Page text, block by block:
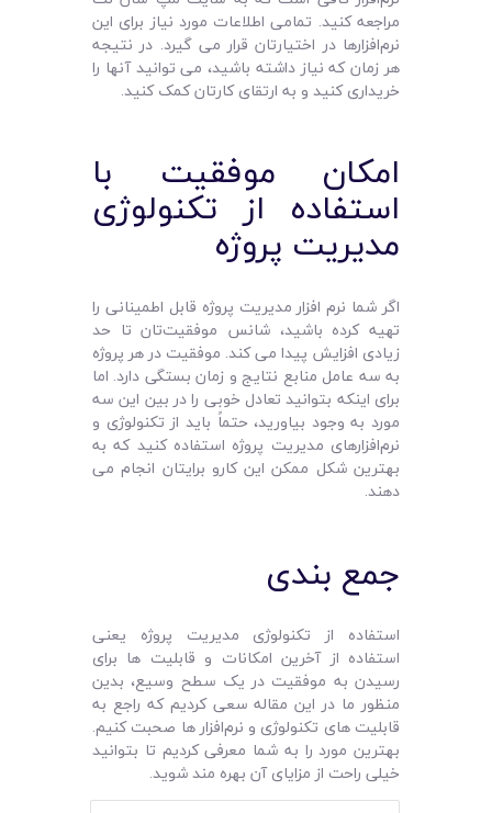
مراجعه کنید. تمامی اطلاعات مورد نیاز برای این
نرم‌افزارها در اختیارتان قرار می گیرد. در نتیجه
هر زمان که نیاز داشته باشید، می‌ توانید آنها را
خریداری کنید و به ارتقای کارتان کمک کنید.
امکان موفقیت با
استفاده از تکنولوژی
مدیریت پروژه
اگر شما نرم‌ افزار مدیریت پروژه قابل اطمینانی را
تهیه کرده باشید، شانس موفقیت‌تان تا حد
زیادی افزایش پیدا می‌ کند. موفقیت در هر پروژه
به سه عامل منابع نتایج و زمان بستگی دارد. اما
برای اینکه بتوانید تعادل خوبی را در بین این سه
مورد به وجود بیاورید، حتماً باید از تکنولوژی و
نرم‌افزارهای مدیریت پروژه استفاده کنید که به
بهترین شکل ممکن این کارو برایتان انجام می‌
دهند.
جمع‌ بندی
استفاده از تکنولوژی مدیریت پروژه یعنی
استفاده از آخرین امکانات و قابلیت‌ ها برای
رسیدن به موفقیت در یک سطح وسیع، بدین
منظور ما در این مقاله سعی کردیم که راجع به
قابلیت‌ های تکنولوژی و نرم‌افزار ها صحبت کنیم.
بهترین مورد را به شما معرفی کردیم تا بتوانید
خیلی راحت از مزایای آن بهره‌ مند شوید.